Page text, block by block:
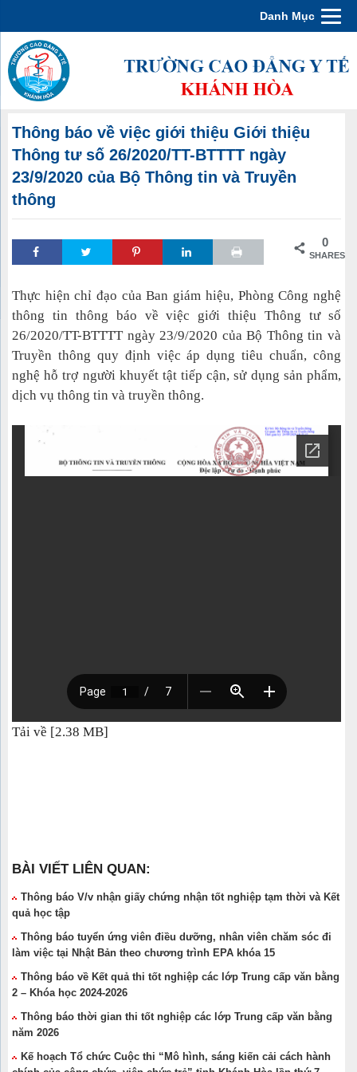
Danh Mục
Thông báo về việc giới thiệu Giới thiệu
Thông tư số 26/2020/TT-BTTTT ngày
23/9/2020 của Bộ Thông tin và Truyền
thông
0
SHARES
Thực hiện chỉ đạo của Ban giám hiệu, Phòng Công nghệ
thông tin thông báo về việc giới thiệu Thông tư số
26/2020/TT-BTTTT ngày 23/9/2020 của Bộ Thông tin và
Truyền thông quy định việc áp dụng tiêu chuẩn, công
nghệ hỗ trợ người khuyết tật tiếp cận, sử dụng sản phẩm,
dịch vụ thông tin và truyền thông.
Tải về [2.38 MB]
BÀI VIẾT LIÊN QUAN:
Thông báo V/v nhận giấy chứng nhận tốt nghiệp tạm thời và Kết
quả học tập
Thông báo tuyển ứng viên điều dưỡng, nhân viên chăm sóc đi
làm việc tại Nhật Bản theo chương trình EPA khóa 15
Thông báo về Kết quả thi tốt nghiệp các lớp Trung cấp văn bằng
2 – Khóa học 2024-2026
Thông báo thời gian thi tốt nghiệp các lớp Trung cấp văn bằng
năm 2026
Kế hoạch Tổ chức Cuộc thi “Mô hình, sáng kiến cải cách hành